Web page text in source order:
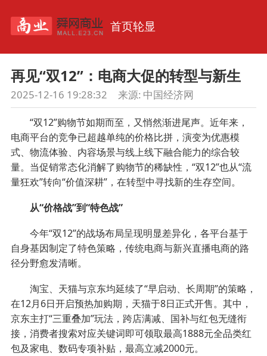
首页轮显
再见“双12”：电商大促的转型与新生
2025-12-16 19:28:32 来源: 中国经济网
“双12”购物节如期而至，又悄然渐进尾声。近年来，
电商平台的竞争已超越单纯的价格比拼，演变为优惠模
式、物流体验、内容场景与线上线下融合能力的综合较
量。当促销常态化消解了购物节的稀缺性，“双12”也从“流
量狂欢”转向“价值深耕”，在转型中寻找新的生存空间。
从“价格战”到“特色战”
今年“双12”的战场布局呈现明显差异化，各平台基于
自身基因制定了特色策略，传统电商与新兴直播电商的路
径分野愈发清晰。
淘宝、天猫与京东均延续了“早启动、长周期”的策略，
在12月6日开启预热加购期，天猫于8日正式开售。其中，
京东主打“三重叠加”玩法，跨店满减、国补与红包无缝衔
接，消费者搜索对应关键词即可领取最高1888元全品类红
包及家电、数码专项补贴，最高立减2000元。